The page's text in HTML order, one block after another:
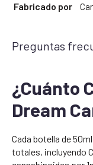
Fabricado por
Preguntas
¿Cuánto
Dream
Cada botella de
totales, incluyendo